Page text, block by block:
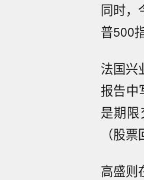
同时，
普500
法国兴
报告中
是期
（股
高盛则